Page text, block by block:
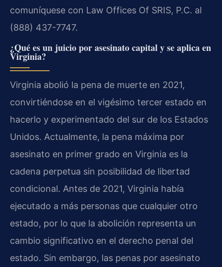
comuníquese con Law Offices Of SRIS, P.C. al
(888) 437-7747.
¿Qué es un juicio por asesinato capital y se aplica en
Virginia?
Virginia abolió la pena de muerte en 2021,
convirtiéndose en el vigésimo tercer estado en
hacerlo y experimentado del sur de los Estados
Unidos. Actualmente, la pena máxima por
asesinato en primer grado en Virginia es la
cadena perpetua sin posibilidad de libertad
condicional. Antes de 2021, Virginia había
ejecutado a más personas que cualquier otro
estado, por lo que la abolición representa un
cambio significativo en el derecho penal del
estado. Sin embargo, las penas por asesinato